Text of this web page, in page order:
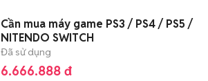
Cần mua máy game PS3 / PS4 / PS5 /
NITENDO SWITCH
Đã sử dụng
6.666.888 đ